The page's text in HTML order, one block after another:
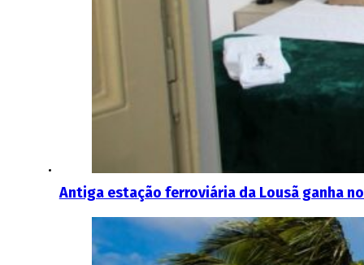
Antiga estação ferroviária da Lousã ganha